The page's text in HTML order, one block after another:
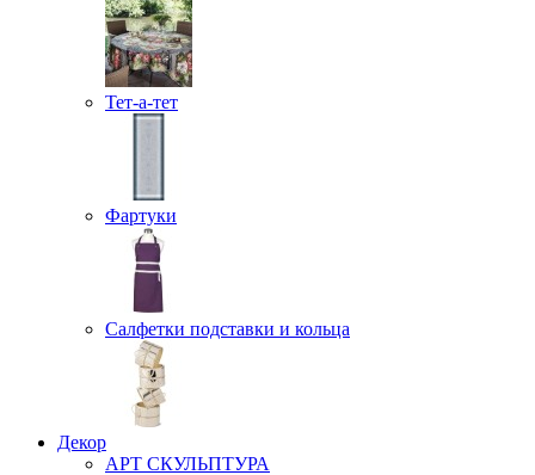
Тет-а-тет
Фартуки
Салфетки подставки и кольца
Декор
АРТ СКУЛЬПТУРА